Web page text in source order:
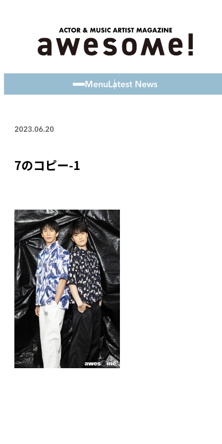
MenuLatest News
2023.06.20
7のコピー-1